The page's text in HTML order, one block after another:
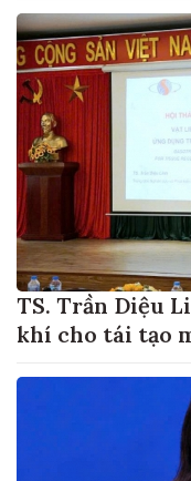
TS. Trần Diệu
khí cho tái tạo